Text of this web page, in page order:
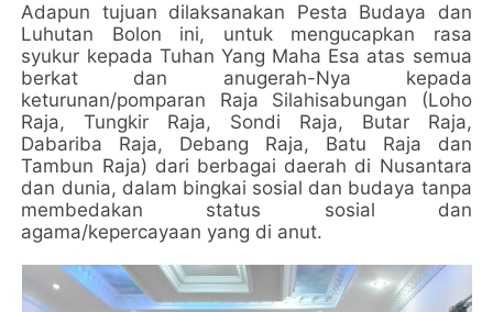
Adapun tujuan dilaksanakan Pesta Budaya dan
Luhutan Bolon ini, untuk mengucapkan rasa
syukur kepada Tuhan Yang Maha Esa atas semua
berkat dan anugerah-Nya kepada
keturunan/pomparan Raja Silahisabungan (Loho
Raja, Tungkir Raja, Sondi Raja, Butar Raja,
Dabariba Raja, Debang Raja, Batu Raja dan
Tambun Raja) dari berbagai daerah di Nusantara
dan dunia, dalam bingkai sosial dan budaya tanpa
membedakan status sosial dan
agama/kepercayaan yang di anut.